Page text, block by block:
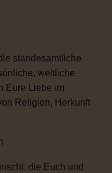
standesamtliche
weltliche
Eure Liebe im
Religion, Herkunft
die Euch und